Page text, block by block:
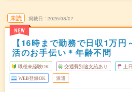
未読
NEW
掲載日 2026/08/07
【16時まで勤務で日収1万円
活のお手伝い＊年齢不問
職種未経験OK 交通費別途支給あり 土
WEB登録OK 派遣